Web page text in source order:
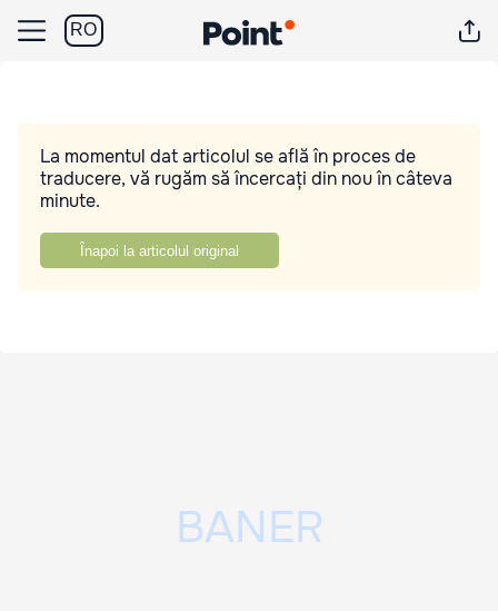
RO
La momentul dat articolul se află în proces de
traducere, vă rugăm să încercați din nou în câteva
minute.
Înapoi la articolul original